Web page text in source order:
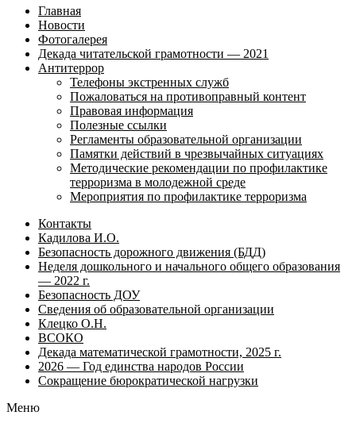
Главная
Новости
Фотогалерея
Декада читательской грамотности — 2021
Антитеррор
Телефоны экстренных служб
Пожаловаться на противоправный контент
Правовая информация
Полезные ссылки
Регламенты образовательной организации
Памятки действий в чрезвычайных ситуациях
Методические рекомендации по профилактике
терроризма в молодежной среде
Мероприятия по профилактике терроризма
Контакты
Кадилова И.О.
Безопасность дорожного движения (БДД)
Неделя дошкольного и начального общего образования
— 2022 г.
Безопасность ДОУ
Сведения об образовательной организации
Клецко О.Н.
ВСОКО
Декада математической грамотности, 2025 г.
2026 — Год единства народов России
Сокращение бюрократической нагрузки
Меню